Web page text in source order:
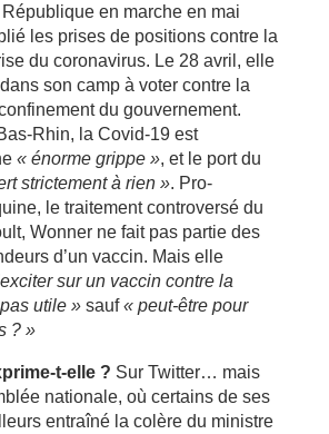
en marche en mai
les prises de positions contre la
du coronavirus. Le 28 avril, elle
son camp à voter contre la
du gouvernement.
Rhin, la Covid-19 est
« énorme grippe », et le port du
strictement à rien ». Pro-
le traitement controversé du
Wonner ne fait pas partie des
d’un vaccin. Mais elle
sur un vaccin contre la
utile »sauf« peut-être pour
? »
t-elle ? Sur Twitter… mais
nationale, où certains de ses
entraîné la colère du ministre